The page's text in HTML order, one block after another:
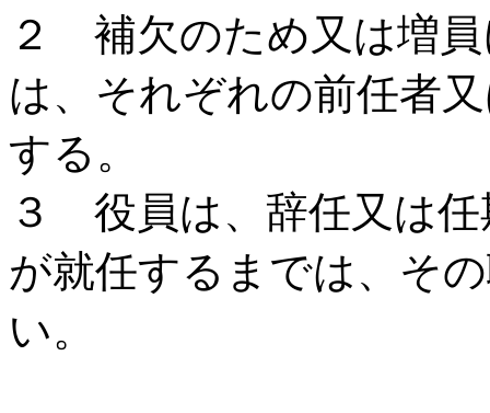
２ 補欠のため又は増
は、それぞれの前任者
する。
３ 役員は、辞任又は任
が就任するまでは、そ
い。